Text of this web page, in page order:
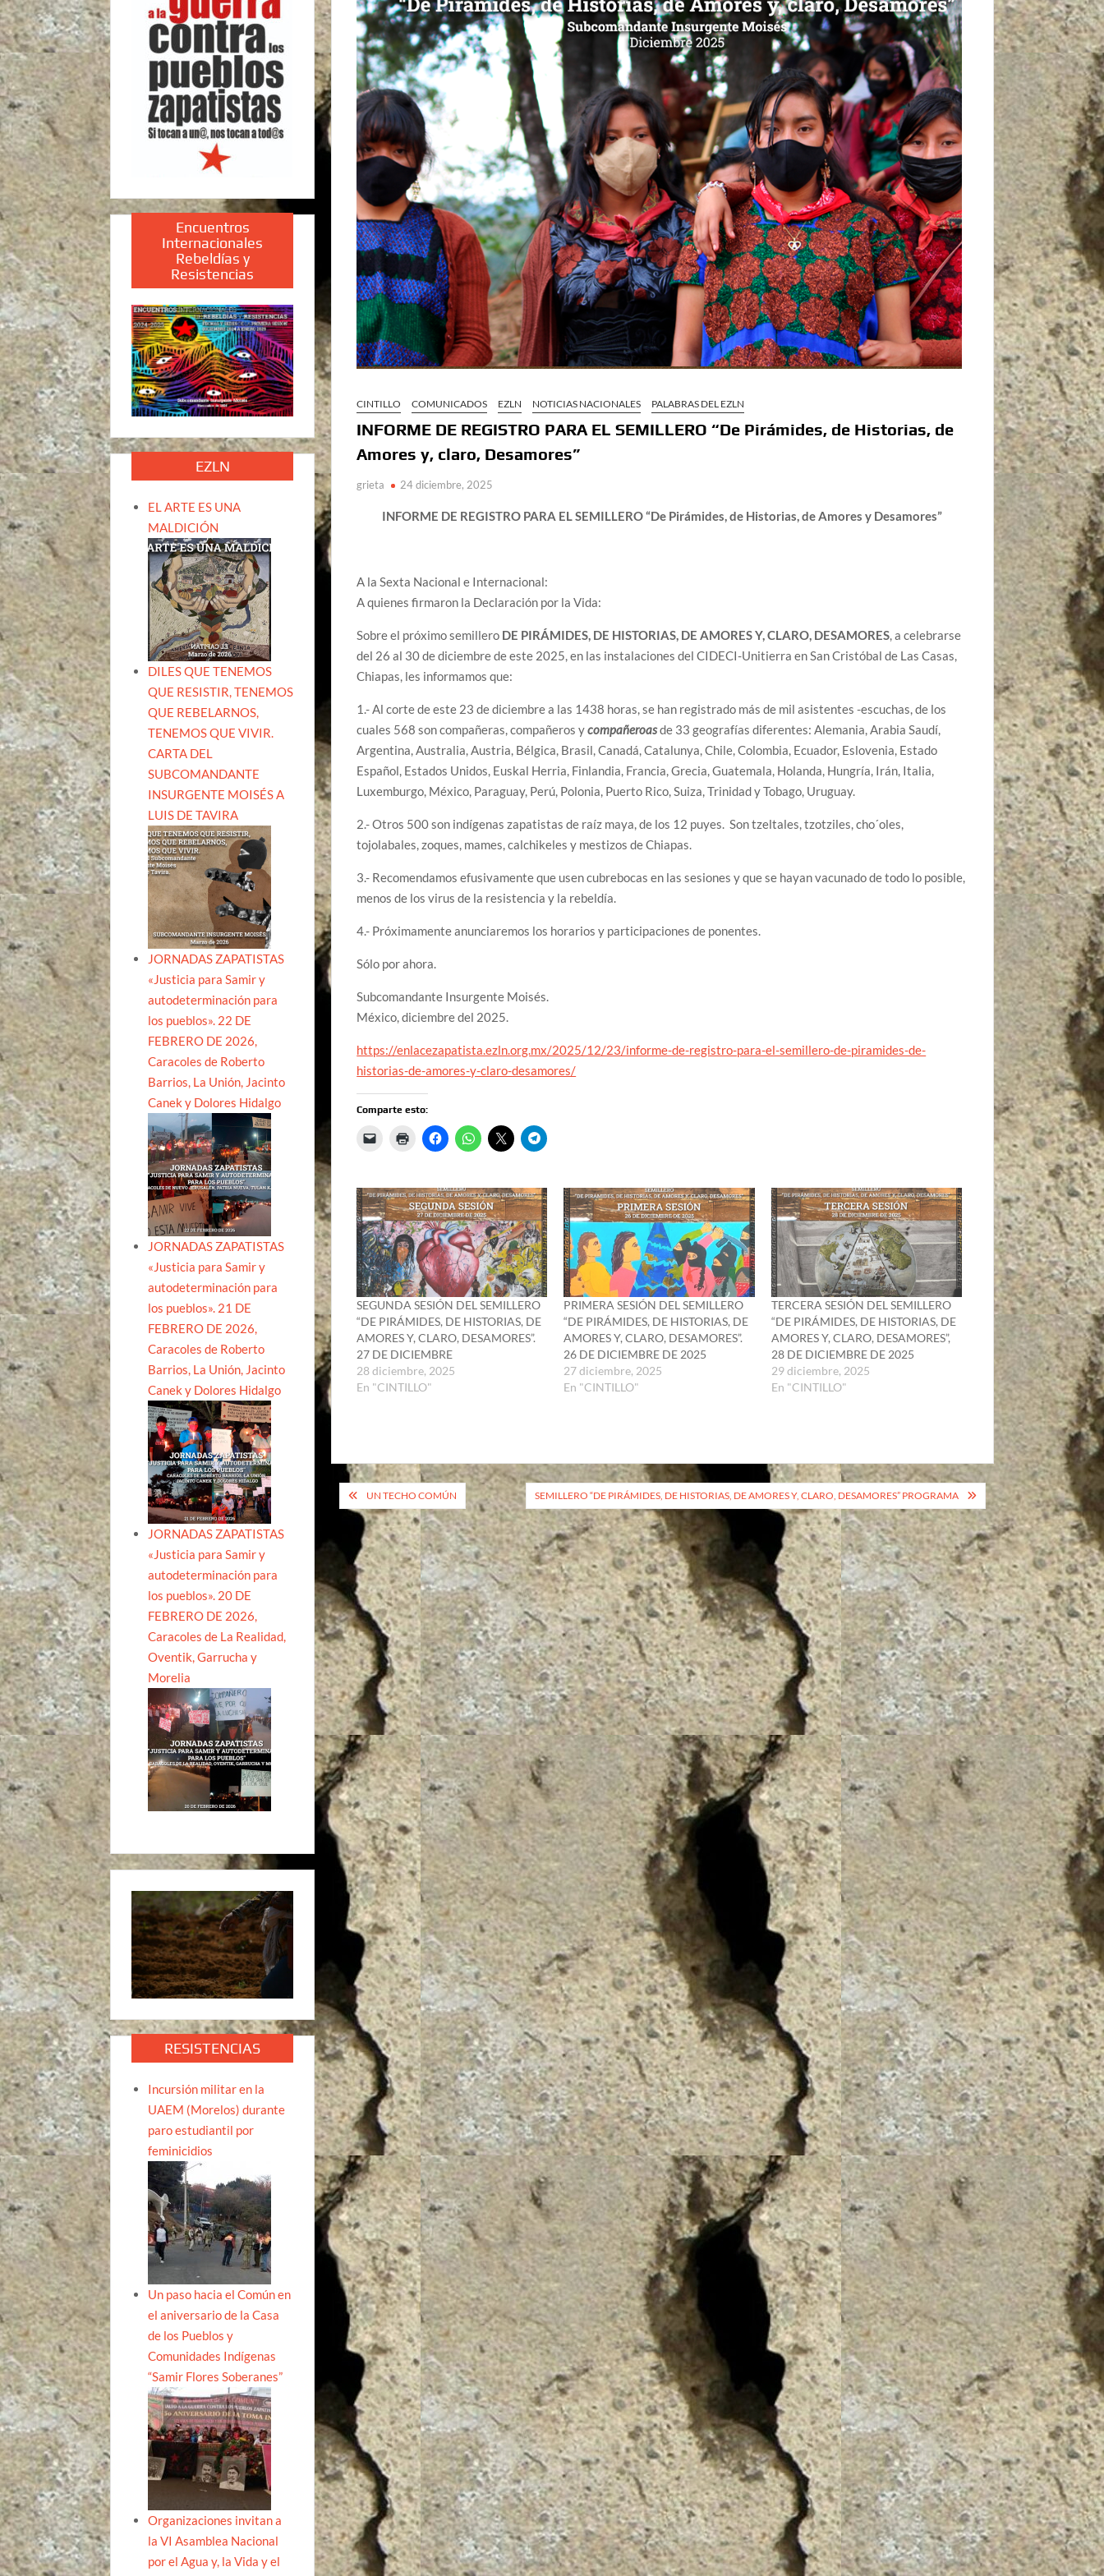
CINTILLO COMUNICADOS EZLN NOTICIAS NACIONALES PALABRAS DEL EZLN
INFORME DE REGISTRO PARA EL SEMILLERO “De Pirámides, de Historias, de
Amores y, claro, Desamores”
grieta 24 diciembre, 2025
INFORME DE REGISTRO PARA EL SEMILLERO “De Pirámides, de Historias, de Amores y Desamores”
A la Sexta Nacional e Internacional:
A quienes firmaron la Declaración por la Vida:
Sobre el próximo semillero DE PIRÁMIDES, DE HISTORIAS, DE AMORES Y, CLARO, DESAMORES, a celebrarse
del 26 al 30 de diciembre de este 2025, en las instalaciones del CIDECI-Unitierra en San Cristóbal de Las Casas,
Chiapas, les informamos que:
1.- Al corte de este 23 de diciembre a las 1438 horas, se han registrado más de mil asistentes -escuchas, de los
cuales 568 son compañeras, compañeros ycompañeroasde 33 geografías diferentes: Alemania, Arabia Saudí,
Argentina, Australia, Austria, Bélgica, Brasil, Canadá, Catalunya, Chile, Colombia, Ecuador, Eslovenia, Estado
Español, Estados Unidos, Euskal Herria, Finlandia, Francia, Grecia, Guatemala, Holanda, Hungría, Irán, Italia,
Luxemburgo, México, Paraguay, Perú, Polonia, Puerto Rico, Suiza, Trinidad y Tobago, Uruguay.
2.- Otros 500 son indígenas zapatistas de raíz maya, de los 12 puyes. Son tzeltales, tzotziles, cho´oles,
tojolabales, zoques, mames, calchikeles y mestizos de Chiapas.
3.- Recomendamos efusivamente que usen cubrebocas en las sesiones y que se hayan vacunado de todo lo posible,
menos de los virus de la resistencia y la rebeldía.
4.- Próximamente anunciaremos los horarios y participaciones de ponentes.
Sólo por ahora.
Subcomandante Insurgente Moisés.
México, diciembre del 2025.
https://enlacezapatista.ezln.org.mx/2025/12/23/informe-de-registro-para-el-semillero-de-piramides-de-
historias-de-amores-y-claro-desamores/
Comparte esto:
SEGUNDA SESIÓN DEL SEMILLERO
“DE PIRÁMIDES, DE HISTORIAS, DE
AMORES Y, CLARO, DESAMORES”.
27 DE DICIEMBRE
28 diciembre, 2025
En "CINTILLO"
PRIMERA SESIÓN DEL SEMILLERO
“DE PIRÁMIDES, DE HISTORIAS, DE
AMORES Y, CLARO, DESAMORES”.
26 DE DICIEMBRE DE 2025
27 diciembre, 2025
En "CINTILLO"
TERCERA SESIÓN DEL SEMILLERO
“DE PIRÁMIDES, DE HISTORIAS, DE
AMORES Y, CLARO, DESAMORES”,
28 DE DICIEMBRE DE 2025
29 diciembre, 2025
En "CINTILLO"
Navegación
de
entradas
UN TECHO COMÚN SEMILLERO “DE PIRÁMIDES, DE HISTORIAS, DE AMORES Y, CLARO, DESAMORES” PROGRAMA
Encuentros
Internacionales
Rebeldías y
Resistencias
EZLN
EL ARTE ES UNA
MALDICIÓN
DILES QUE TENEMOS
QUE RESISTIR, TENEMOS
QUE REBELARNOS,
TENEMOS QUE VIVIR.
CARTA DEL
SUBCOMANDANTE
INSURGENTE MOISÉS A
LUIS DE TAVIRA
JORNADAS ZAPATISTAS
«Justicia para Samir y
autodeterminación para
los pueblos». 22 DE
FEBRERO DE 2026,
Caracoles de Roberto
Barrios, La Unión, Jacinto
Canek y Dolores Hidalgo
JORNADAS ZAPATISTAS
«Justicia para Samir y
autodeterminación para
los pueblos». 21 DE
FEBRERO DE 2026,
Caracoles de Roberto
Barrios, La Unión, Jacinto
Canek y Dolores Hidalgo
JORNADAS ZAPATISTAS
«Justicia para Samir y
autodeterminación para
los pueblos». 20 DE
FEBRERO DE 2026,
Caracoles de La Realidad,
Oventik, Garrucha y
Morelia
RESISTENCIAS
Incursión militar en la
UAEM (Morelos) durante
paro estudiantil por
feminicidios
Un paso hacia el Común en
el aniversario de la Casa
de los Pueblos y
Comunidades Indígenas
“Samir Flores Soberanes”
Organizaciones invitan a
la VI Asamblea Nacional
por el Agua y, la Vida y el